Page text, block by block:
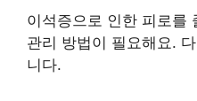
이석증으로 인한 피로를
관리 방법이 필요해요.
니다.